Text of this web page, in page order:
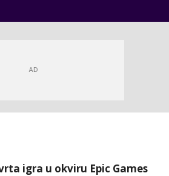
igra u okviru Epic Games